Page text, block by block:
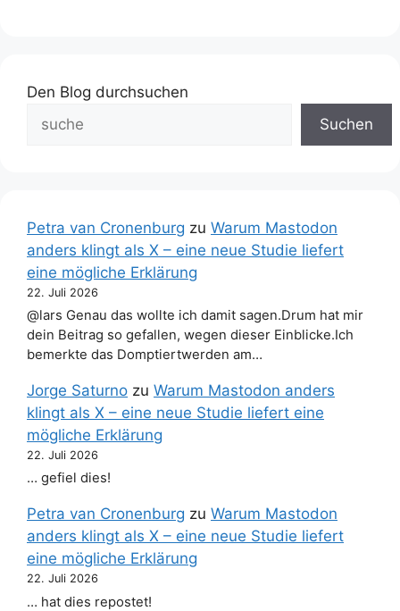
Den Blog durchsuchen
Suchen
Petra van Cronenburg zu Warum Mastodon
anders klingt als X – eine neue Studie liefert
eine mögliche Erklärung
22. Juli 2026
@lars Genau das wollte ich damit sagen.Drum hat mir
dein Beitrag so gefallen, wegen dieser Einblicke.Ich
bemerkte das Domptiertwerden am…
Jorge Saturno zu Warum Mastodon anders
klingt als X – eine neue Studie liefert eine
mögliche Erklärung
22. Juli 2026
… gefiel dies!
Petra van Cronenburg zu Warum Mastodon
anders klingt als X – eine neue Studie liefert
eine mögliche Erklärung
22. Juli 2026
… hat dies repostet!